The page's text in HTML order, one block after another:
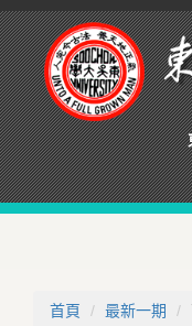
首頁 最新一期